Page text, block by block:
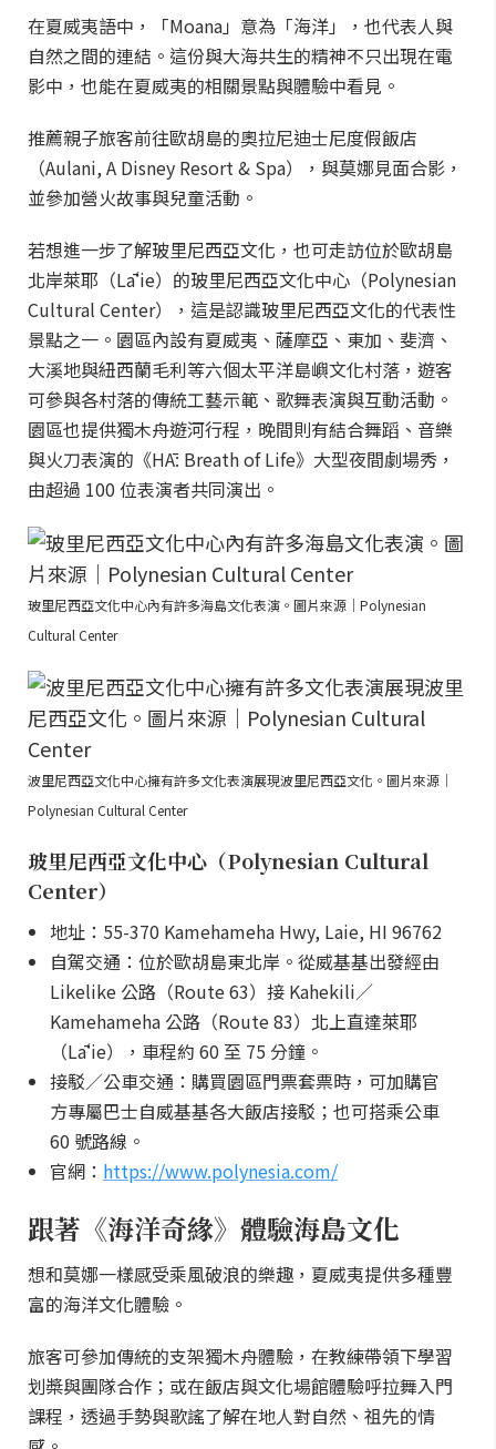
在夏威夷語中，「Moana」意為「海洋」，也代表人與
自然之間的連結。這份與大海共生的精神不只出現在電
影中，也能在夏威夷的相關景點與體驗中看見。
推薦親子旅客前往歐胡島的奧拉尼迪士尼度假飯店
（Aulani, A Disney Resort & Spa），與莫娜見面合影，
並參加營火故事與兒童活動。
若想進一步了解玻里尼西亞文化，也可走訪位於歐胡島
北岸萊耶（Lāʻie）的玻里尼西亞文化中心（Polynesian
Cultural Center），這是認識玻里尼西亞文化的代表性
景點之一。園區內設有夏威夷、薩摩亞、東加、斐濟、
大溪地與紐西蘭毛利等六個太平洋島嶼文化村落，遊客
可參與各村落的傳統工藝示範、歌舞表演與互動活動。
園區也提供獨木舟遊河行程，晚間則有結合舞蹈、音樂
與火刀表演的《HĀ: Breath of Life》大型夜間劇場秀，
由超過 100 位表演者共同演出。
玻里尼西亞文化中心內有許多海島文化表演。圖片來源｜Polynesian
Cultural Center
波里尼西亞文化中心擁有許多文化表演展現波里尼西亞文化。圖片來源｜
Polynesian Cultural Center
玻里尼西亞文化中心（Polynesian Cultural
Center）
地址：55-370 Kamehameha Hwy, Laie, HI 96762
自駕交通：位於歐胡島東北岸。從威基基出發經由
Likelike 公路（Route 63）接 Kahekili／
Kamehameha 公路（Route 83）北上直達萊耶
（Lāʻie），車程約 60 至 75 分鐘。
接駁／公車交通：購買園區門票套票時，可加購官
方專屬巴士自威基基各大飯店接駁；也可搭乘公車
60 號路線。
官網： https://www.polynesia.com/
跟著《海洋奇緣》體驗海島文化
想和莫娜一樣感受乘風破浪的樂趣，夏威夷提供多種豐
富的海洋文化體驗。
旅客可參加傳統的支架獨木舟體驗，在教練帶領下學習
划槳與團隊合作；或在飯店與文化場館體驗呼拉舞入門
課程，透過手勢與歌謠了解在地人對自然、祖先的情